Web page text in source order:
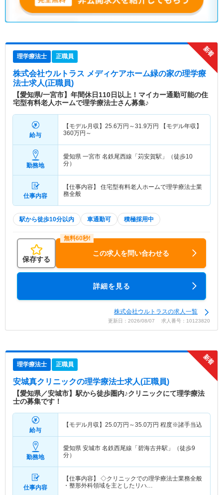
理学療法士 正職員
株式会社ウルトラス メディケアホーム緑の家の理学療
法士求人(正職員)
【愛知県/一宮市】年間休日110日以上！マイカー通勤可能の住
宅型有料老人ホームで理学療法士さん募集♪
給与
【モデル月収】 25.6万円～31.9万円
【モデル年収】
360万円～
勤務地
愛知県 一宮市 名鉄尾西線「苅安賀駅」（徒歩10
分）
仕事内容
【仕事内容】 住宅型有料老人ホームで理学療法士業
務全般
駅から徒歩10分以内 車通勤可 積極採用中
保存する
この求人を問い合わせる
詳細を見る
株式会社ウルトラスの求人一覧
更新日：2026/08/07 求人番号：10123820
理学療法士 正職員
安城真クリニックの理学療法士求人(正職員)
【愛知県／安城市】駅から徒歩圏内♪クリニックにて理学療法
士の募集です！
給与
【モデル月収】 25.0万円～35.0万円 程度※諸手当込
勤務地
愛知県 安城市 名鉄西尾線「碧海古井駅」（徒歩9
分）
仕事内容
【仕事内容】 ◇クリニックでの理学療法士業務全般
・整形外科領域を主としたリハ…